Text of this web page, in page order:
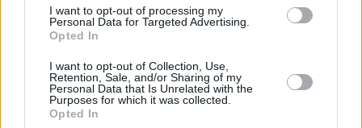
I want to opt-out of processing my
Personal Data for Targeted Advertising.
Opted In
I want to opt-out of Collection, Use,
Retention, Sale, and/or Sharing of my
Personal Data that Is Unrelated with the
Purposes for which it was collected.
Opted In